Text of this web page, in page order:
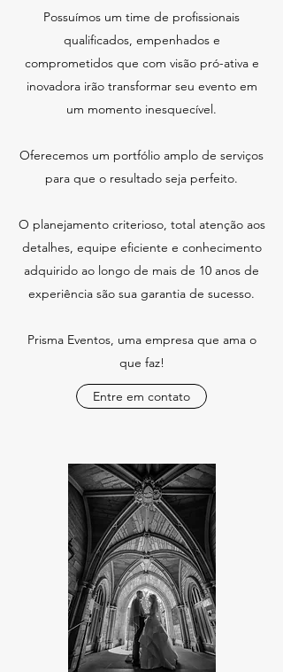
Possuímos um time de profissionais
qualificados, empenhados e
comprometidos que com visão pró-ativa e
inovadora irão transformar seu evento em
um momento inesquecível.
Oferecemos um portfólio amplo de serviços
para que o resultado seja perfeito.
O planejamento criterioso, total atenção aos
detalhes, equipe eficiente e conhecimento
adquirido ao longo de mais de 10 anos de
experiência são sua garantia de sucesso.
Prisma Eventos, uma empresa que ama o
que faz!
Entre em contato